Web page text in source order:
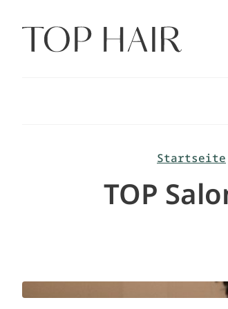
Inhalt
springen
Startseite
TOP